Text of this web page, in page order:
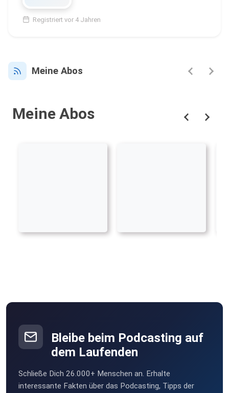
Registriert vor 4 Jahren
Meine Abos
Meine Abos
Bleibe beim Podcasting auf
dem Laufenden
Schließe Dich 26.000+ Menschen an. Erhalte
interessante Fakten über das Podcasting, Tipps der